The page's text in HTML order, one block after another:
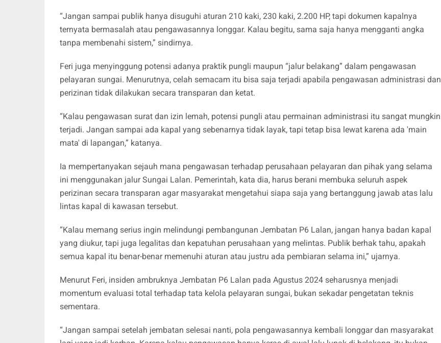
​“Jangan sampai publik hanya disuguhi aturan 210 kaki, 230 kaki, 2.200 HP, tapi dokumen kapalnya
ternyata bermasalah atau pengawasannya longgar. Kalau begitu, sama saja hanya mengganti angka
tanpa membenahi sistem,” sindirnya.
​Feri juga menyinggung potensi adanya praktik pungli maupun “jalur belakang” dalam pengawasan
pelayaran sungai. Menurutnya, celah semacam itu bisa saja terjadi apabila pengawasan administrasi dan
perizinan tidak dilakukan secara transparan dan ketat.
​“Kalau pengawasan surat dan izin lemah, potensi pungli atau permainan administrasi itu sangat mungkin
terjadi. Jangan sampai ada kapal yang sebenarnya tidak layak, tapi tetap bisa lewat karena ada 'main
mata' di lapangan,” katanya.
​Ia mempertanyakan sejauh mana pengawasan terhadap perusahaan pelayaran dan pihak yang selama
ini menggunakan jalur Sungai Lalan. Pemerintah, kata dia, harus berani membuka seluruh aspek
perizinan secara transparan agar masyarakat mengetahui siapa saja yang bertanggung jawab atas lalu
lintas kapal di kawasan tersebut.
​“Kalau memang serius ingin melindungi pembangunan Jembatan P6 Lalan, jangan hanya badan kapal
yang diukur, tapi juga legalitas dan kepatuhan perusahaan yang melintas. Publik berhak tahu, apakah
semua kapal itu benar-benar memenuhi aturan atau justru ada pembiaran selama ini,” ujarnya.
​Menurut Feri, insiden ambruknya Jembatan P6 Lalan pada Agustus 2024 seharusnya menjadi
momentum evaluasi total terhadap tata kelola pelayaran sungai, bukan sekadar pengetatan teknis
sementara.
​“Jangan sampai setelah jembatan selesai nanti, pola pengawasannya kembali longgar dan masyarakat